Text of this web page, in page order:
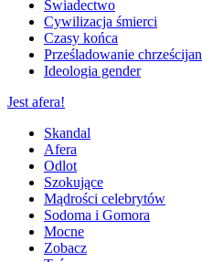
Świadectwo
Cywilizacja śmierci
Czasy końca
Prześladowanie chrześcijan
Ideologia gender
Jest afera!
Skandal
Afera
Odlot
Szokujące
Mądrości celebrytów
Sodoma i Gomora
Mocne
Zobacz